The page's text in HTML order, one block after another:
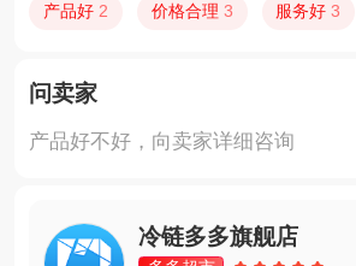
产品好 2 价格合理 3 服务好3
问卖家
产品好不好，向卖家详细咨询
冷链多多旗舰店